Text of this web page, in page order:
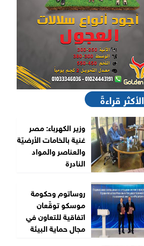
الأكثر قراءةً
وزير الكهرباء: مصر
غنية بالخامات الأرضيّة
والعناصر والمواد
النادرة
روساتوم وحكومة
موسكو توقّعان
اتفاقية للتعاون في
مجال حماية البيئة